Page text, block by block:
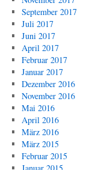
September 2017
Juli 2017
Juni 2017
April 2017
Februar 2017
Januar 2017
Dezember 2016
November 2016
Mai 2016
April 2016
März 2016
März 2015
Februar 2015